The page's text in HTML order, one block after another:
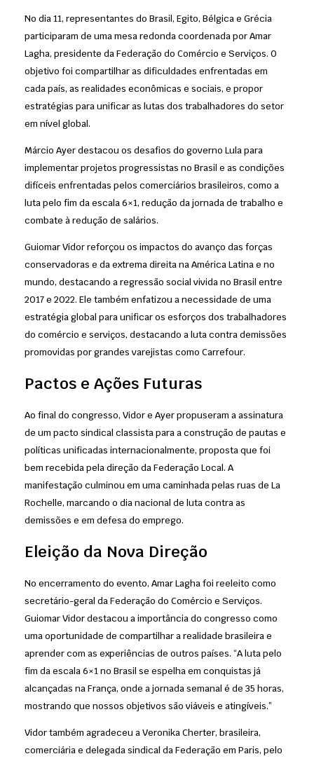
No dia 11, representantes do Brasil, Egito, Bélgica e Grécia
participaram de uma mesa redonda coordenada por Amar
Lagha, presidente da Federação do Comércio e Serviços. O
objetivo foi compartilhar as dificuldades enfrentadas em
cada país, as realidades econômicas e sociais, e propor
estratégias para unificar as lutas dos trabalhadores do setor
em nível global.
Márcio Ayer destacou os desafios do governo Lula para
implementar projetos progressistas no Brasil e as condições
difíceis enfrentadas pelos comerciários brasileiros, como a
luta pelo fim da escala 6×1, redução da jornada de trabalho e
combate à redução de salários.
Guiomar Vidor reforçou os impactos do avanço das forças
conservadoras e da extrema direita na América Latina e no
mundo, destacando a regressão social vivida no Brasil entre
2017 e 2022. Ele também enfatizou a necessidade de uma
estratégia global para unificar os esforços dos trabalhadores
do comércio e serviços, destacando a luta contra demissões
promovidas por grandes varejistas como Carrefour.
Pactos e Ações Futuras
Ao final do congresso, Vidor e Ayer propuseram a assinatura
de um pacto sindical classista para a construção de pautas e
políticas unificadas internacionalmente, proposta que foi
bem recebida pela direção da Federação Local. A
manifestação culminou em uma caminhada pelas ruas de La
Rochelle, marcando o dia nacional de luta contra as
demissões e em defesa do emprego.
Eleição da Nova Direção
No encerramento do evento, Amar Lagha foi reeleito como
secretário-geral da Federação do Comércio e Serviços.
Guiomar Vidor destacou a importância do congresso como
uma oportunidade de compartilhar a realidade brasileira e
aprender com as experiências de outros países. “A luta pelo
fim da escala 6×1 no Brasil se espelha em conquistas já
alcançadas na França, onde a jornada semanal é de 35 horas,
mostrando que nossos objetivos são viáveis e atingíveis.”
Vidor também agradeceu a Veronika Cherter, brasileira,
comerciária e delegada sindical da Federação em Paris, pelo